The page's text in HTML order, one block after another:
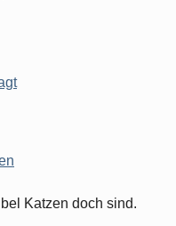
Katzen doch sind.